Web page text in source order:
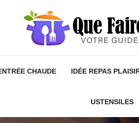
CHAUDE IDÉE REPAS
USTENSILES